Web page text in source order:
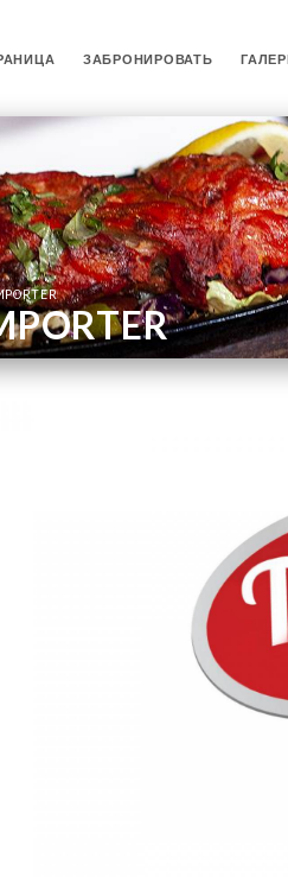
ЗАБРОНИРОВАТЬ